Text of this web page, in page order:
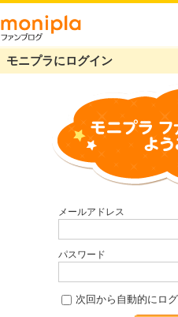
モニプラにログイン
メールアドレス
パスワード
次回から自動的にロ